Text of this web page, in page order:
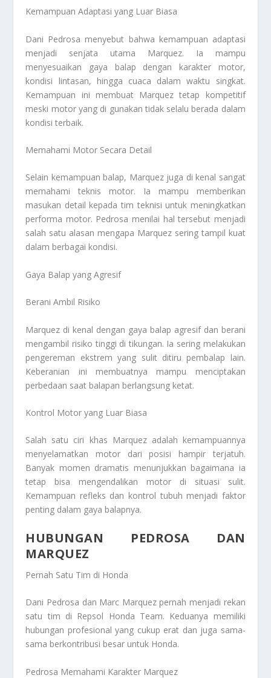
Kemampuan Adaptasi yang Luar Biasa
Dani Pedrosa menyebut bahwa kemampuan adaptasi
menjadi senjata utama Marquez. Ia mampu
menyesuaikan gaya balap dengan karakter motor,
kondisi lintasan, hingga cuaca dalam waktu singkat.
Kemampuan ini membuat Marquez tetap kompetitif
meski motor yang di gunakan tidak selalu berada dalam
kondisi terbaik.
Memahami Motor Secara Detail
Selain kemampuan balap, Marquez juga di kenal sangat
memahami teknis motor. Ia mampu memberikan
masukan detail kepada tim teknisi untuk meningkatkan
performa motor. Pedrosa menilai hal tersebut menjadi
salah satu alasan mengapa Marquez sering tampil kuat
dalam berbagai kondisi.
Gaya Balap yang Agresif
Berani Ambil Risiko
Marquez di kenal dengan gaya balap agresif dan berani
mengambil risiko tinggi di tikungan. Ia sering melakukan
pengereman ekstrem yang sulit ditiru pembalap lain.
Keberanian ini membuatnya mampu menciptakan
perbedaan saat balapan berlangsung ketat.
Kontrol Motor yang Luar Biasa
Salah satu ciri khas Marquez adalah kemampuannya
menyelamatkan motor dari posisi hampir terjatuh.
Banyak momen dramatis menunjukkan bagaimana ia
tetap bisa mengendalikan motor di situasi sulit.
Kemampuan refleks dan kontrol tubuh menjadi faktor
penting dalam gaya balapnya.
HUBUNGAN PEDROSA DAN
MARQUEZ
Pernah Satu Tim di Honda
Dani Pedrosa dan Marc Marquez pernah menjadi rekan
satu tim di Repsol Honda Team. Keduanya memiliki
hubungan profesional yang cukup erat dan juga sama-
sama berkontribusi besar untuk Honda.
Pedrosa Memahami Karakter Marquez